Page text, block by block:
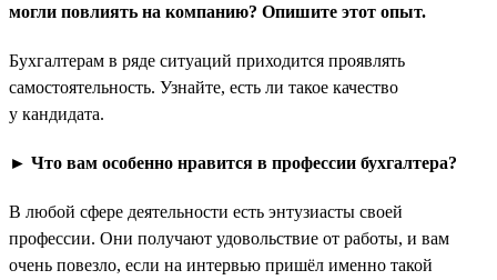
могли повлиять на компанию? Опишите этот опыт.
Бухгалтерам в ряде ситуаций приходится проявлять
самостоятельность. Узнайте, есть ли такое качество
у кандидата.
► Что вам особенно нравится в профессии бухгалтера?
В любой сфере деятельности есть энтузиасты своей
профессии. Они получают удовольствие от работы, и вам
очень повезло, если на интервью пришёл именно такой